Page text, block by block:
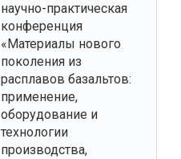
научно-практическая
конференция
«Материалы нового
поколения из
расплавов базальтов:
применение,
оборудование и
технологии
производства,